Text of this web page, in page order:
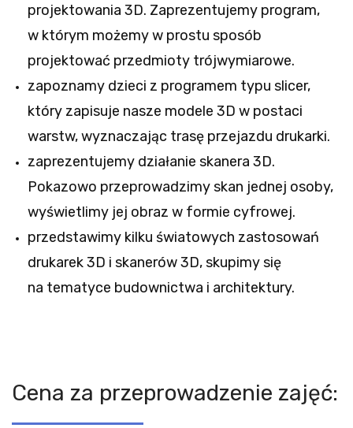
projektowania 3D. Zaprezentujemy program,
w którym możemy w prostu sposób
projektować przedmioty trójwymiarowe.
zapoznamy dzieci z programem typu slicer,
który zapisuje nasze modele 3D w postaci
warstw, wyznaczając trasę przejazdu drukarki.
zaprezentujemy działanie skanera 3D.
Pokazowo przeprowadzimy skan jednej osoby,
wyświetlimy jej obraz w formie cyfrowej.
przedstawimy kilku światowych zastosowań
drukarek 3D i skanerów 3D, skupimy się
na tematyce budownictwa i architektury.
Cena za przeprowadzenie zajęć: